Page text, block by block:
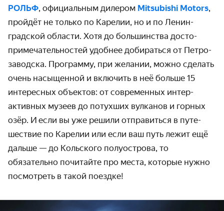
РОЛЬФ, официальным дилером Mitsubishi Motors,
пройдёт не только по Карелии, но и по Ленин­
градской области. Хотя до большинства досто­
примечатель­ностей удобнее добираться от Петро­
заводска. Программу, при желании, можно сделать
очень насыщенной и включить в неё больше 15
интересных объектов: от современных интер­
активных музеев до потухших вулканов и горных
озёр. И если вы уже решили отправиться в путе­
шествие по Карелии или если ваш путь лежит ещё
дальше — до Кольского полуострова, то
обязательно почитайте про места, которые нужно
посмотреть в такой поездке!